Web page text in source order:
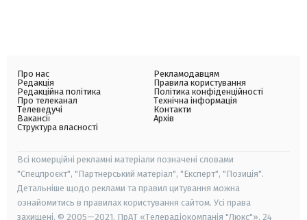
Про нас
Редакція
Редакційна політика
Про телеканал
Телеведучі
Вакансії
Структура власності
Рекламодавцям
Правила користування
Політика конфіденційності
Технічна інформація
Контакти
Архів
Всі комерційні рекламні матеріали позначені словами
"Спецпроєкт", "Партнерський матеріал", "Експерт", "Позиція".
Детальніше щодо реклами та правил цитування можна
ознайомитись в правилах користування сайтом. Усі права
захищені. © 2005—2021, ПрАТ «Телерадіокомпанія "Люкс"», 24